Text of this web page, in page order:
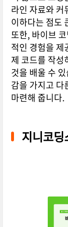
라인 자료와 커
이하다는 점도
또한, 바이브
적인 경험을 제
제 코드를 작성
것을 배울 수
감을 가지고 다
마련해 줍니다.
지니코딩